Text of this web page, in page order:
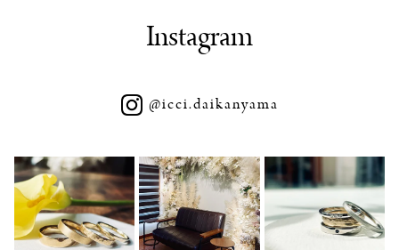
Instagram
@icci.daikanyama